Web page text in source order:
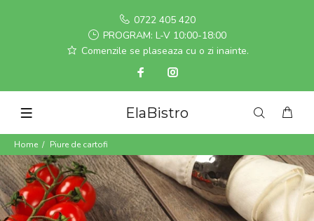
0722 405 420
PROGRAM: L-V 10:00-18:00
Comenzile se plaseaza cu o zi inainte.
ElaBistro
Home Piure de cartofi